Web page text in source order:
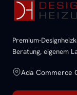
Premium-
Beratung, eigenem
Ada Commerce